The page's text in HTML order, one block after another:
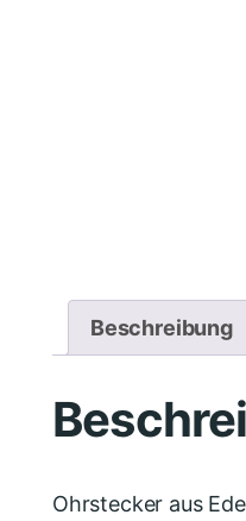
Beschreibung
Ohrstecker aus